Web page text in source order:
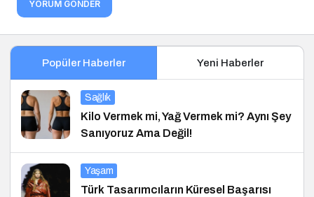
YORUM GÖNDER
Popüler Haberler Yeni Haberler
Sağlık
Kilo Vermek mi, Yağ Vermek mi? Aynı Şey
Sanıyoruz Ama Değil!
Yaşam
Türk Tasarımcıların Küresel Başarısı